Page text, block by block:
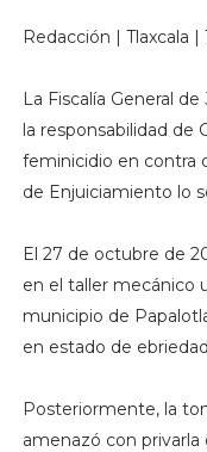
Redacción | Tlaxcala
La Fiscalía General
la responsabilidad de
feminicidio en contra
de Enjuiciamiento lo
El 27 de octubre de
en el taller mecánico
municipio de
en estado de
Posteriormente, la
amenazó con